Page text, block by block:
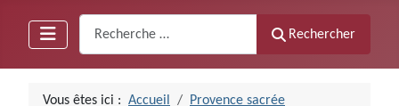
Rechercher
Vous êtes ici : Accueil
Provence sacrée